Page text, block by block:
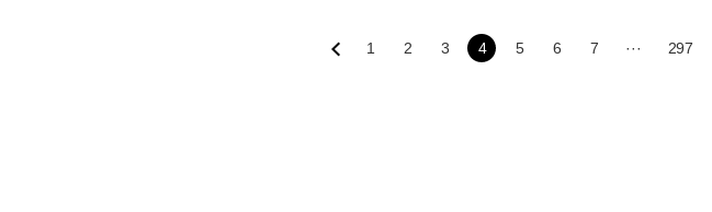
해 보니 2020년 들어 이메일로 주요한 계약인 것처럼 위장하여 첨부 파일로 바
이러스를 심는 것이 많아졌다고 하네요. 다들 모르는 곳에서 메일이 왔을 때 절
1 2 3 4 5 6 7 ··· 297